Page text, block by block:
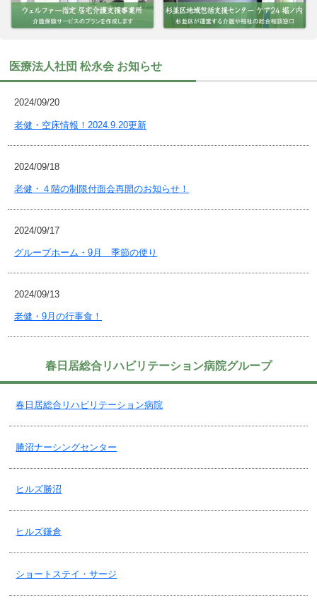
医療法人社団 松永会 お知らせ
2024/09/20
老健・空床情報！2024.9.20更新
2024/09/18
老健・４階の制限付面会再開のお知らせ！
2024/09/17
グループホーム・9月 季節の便り
2024/09/13
老健・9月の行事食！
2024/09/09
老健・４階の制限付面会中止について！
老健・空床情報！2024.9.3更新
2024/08/26
老健・納涼祭2024！
グループホーム・8月 季節の便り
春日居総合リハビリテーション病院グループ
春日居総合リハビリテーション病院
勝沼ナーシングセンター
ヒルズ勝沼
ヒルズ鎌倉
ショートステイ・サージ